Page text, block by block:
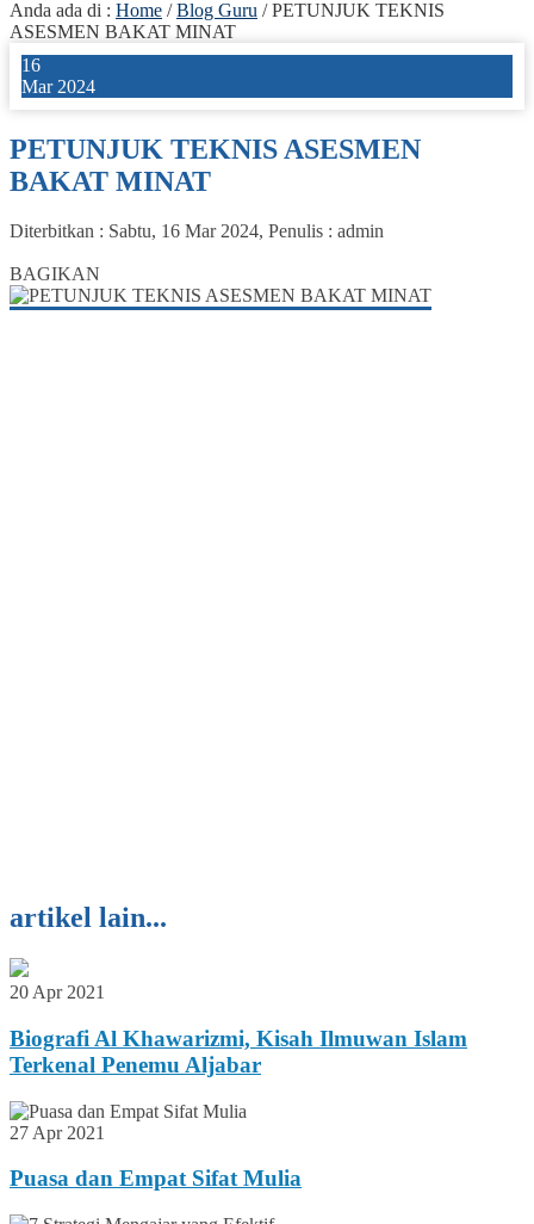
Anda ada di : Home /Blog Guru /PETUNJUK TEKNIS
ASESMEN BAKAT MINAT
16
Mar 2024
PETUNJUK TEKNIS ASESMEN
BAKAT MINAT
Diterbitkan : Sabtu, 16 Mar 2024, Penulis : admin
BAGIKAN
artikel lain...
20 Apr 2021
Biografi Al Khawarizmi, Kisah Ilmuwan Islam
Terkenal Penemu Aljabar
27 Apr 2021
Puasa dan Empat Sifat Mulia